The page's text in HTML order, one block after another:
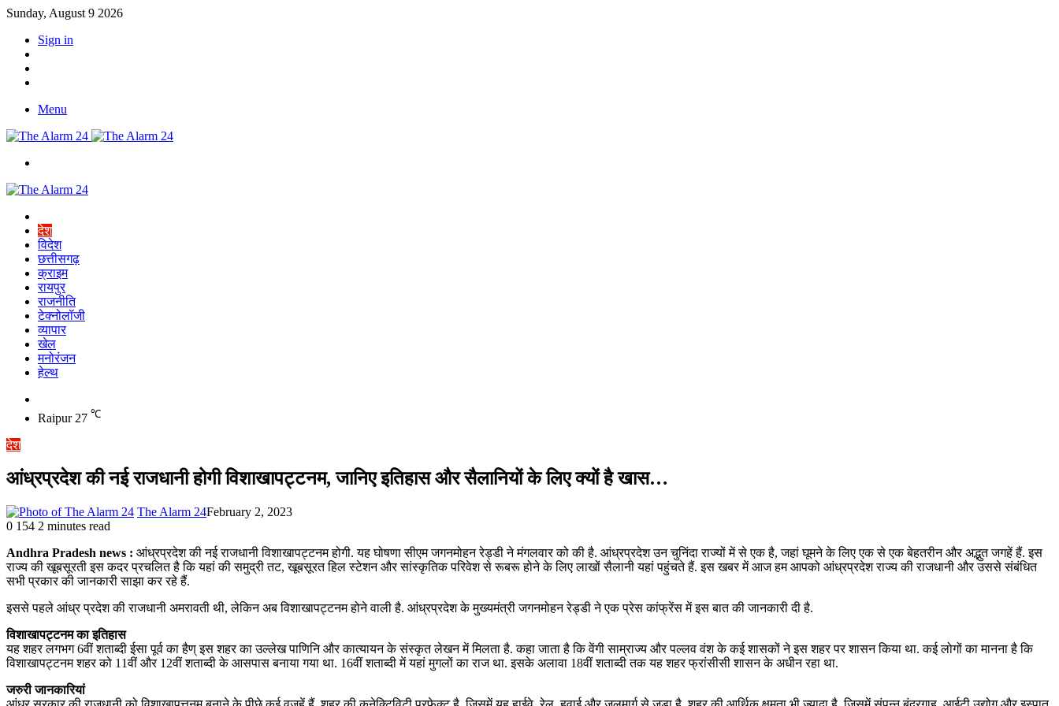
Sunday, August 9 2026
Sign in
Menu
देश
विदेश
छत्तीसगढ़
क्राइम
रायपुर
राजनीति
टेक्नोलॉजी
व्यापार
खेल
मनोरंजन
हेल्थ
skin
Raipur 27 ℃
देश
आंध्रप्रदेश की नई राजधानी होगी विशाखापट्टनम, जानिए इतिहास और सैलानियों के लिए क्यों है खास…
The Alarm 24February 2, 2023
0 154 2 minutes read
Andhra Pradesh news : आंध्रप्रदेश की नई राजधानी विशाखापट्टनम होगी. यह घोषणा सीएम जगनमोहन रेड्डी ने मंगलवार को की है. आंध्रप्रदेश उन चुनिंदा राज्यों में से एक है, जहां घूमने के लिए एक से एक बेहतरीन और अद्भुत जगहें हैं. इस
राज्य की खूबसूरती इस कदर प्रचलित है कि यहां की समुद्री तट, खूबसूरत हिल स्टेशन और सांस्कृतिक परिवेश से रूबरू होने के लिए लाखों सैलानी यहां पहुंचते हैं. इस खबर में आज हम आपको आंध्रप्रदेश राज्य की राजधानी और उससे संबंधित
सभी प्रकार की जानकारी साझा कर रहे हैं.
इससे पहले आंध्र प्रदेश की राजधानी अमरावती थी, लेकिन अब विशाखापट्टनम होने वाली है. आंध्रप्रदेश के मुख्यमंत्री जगनमोहन रेड्डी ने एक प्रेस कांफ्रेंस में इस बात की जानकारी दी है.
विशाखापट्टनम का इतिहास
यह शहर लगभग 6वीं शताब्दी ईसा पूर्व का हैण् इस शहर का उल्लेख पाणिनि और कात्यायन के संस्कृत लेखन में मिलता है. कहा जाता है कि वेंगी साम्राज्य और पल्लव वंश के कई शासकों ने इस शहर पर शासन किया था. कई लोगों का मानना है कि
विशाखापट्टनम शहर को 11वीं और 12वीं शताब्दी के आसपास बनाया गया था. 16वीं शताब्दी में यहां मुगलों का राज था. इसके अलावा 18वीं शताब्दी तक यह शहर फ्रांसीसी शासन के अधीन रहा था.
जरुरी जानकारियां